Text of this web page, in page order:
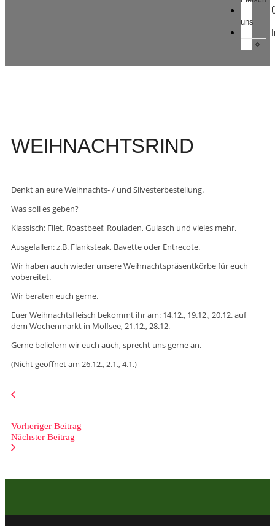
uns
WEIHNACHTSRIND
Denkt an eure Weihnachts- / und Silvesterbestellung.
Was soll es geben?
Klassisch: Filet, Roastbeef, Rouladen, Gulasch und vieles mehr.
Ausgefallen: z.B. Flanksteak, Bavette oder Entrecote.
Wir haben auch wieder unsere Weihnachtspräsentkörbe für euch
vobereitet.
Wir beraten euch gerne.
Euer Weihnachtsfleisch bekommt ihr am: 14.12., 19.12., 20.12. auf
dem Wochenmarkt in Molfsee, 21.12., 28.12.
Gerne beliefern wir euch auch, sprecht uns gerne an.
(Nicht geöffnet am 26.12., 2.1., 4.1.)
Vorheriger Beitrag
Nächster Beitrag